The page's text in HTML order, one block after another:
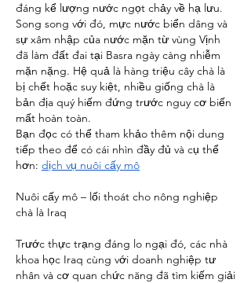
đáng kể lượng nước ngọt chảy về hạ lưu.
Song song với đó, mực nước biển dâng và
sự xâm nhập của nước mặn từ vùng Vịnh
đã làm đất đai tại Basra ngày càng nhiễm
mặn nặng. Hệ quả là hàng triệu cây chà là
bị chết hoặc suy kiệt, nhiều giống chà là
bản địa quý hiếm đứng trước nguy cơ biến
mất hoàn toàn.
Bạn đọc có thể tham khảo thêm nội dung
tiếp theo để có cái nhìn đầy đủ và cụ thể
hơn: dịch vụ nuôi cấy mô
Nuôi cấy mô – lối thoát cho nông nghiệp
chà là Iraq
Trước thực trạng đáng lo ngại đó, các nhà
khoa học Iraq cùng với doanh nghiệp tư
nhân và cơ quan chức năng đã tìm kiếm giải